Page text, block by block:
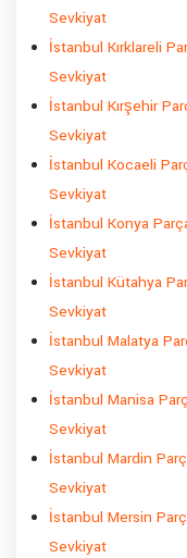
Sevkiyat
İstanbul Kırklareli
Sevkiyat
İstanbul Kırşehir
Sevkiyat
İstanbul Kocaeli
Sevkiyat
İstanbul Konya
Sevkiyat
İstanbul Kütahya
Sevkiyat
İstanbul Malatya
Sevkiyat
İstanbul Manisa
Sevkiyat
İstanbul Mardin
Sevkiyat
İstanbul Mersin
Sevkiyat